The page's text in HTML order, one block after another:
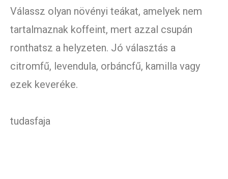
Válassz olyan növényi teákat, amelyek nem
tartalmaznak koffeint, mert azzal csupán
ronthatsz a helyzeten. Jó választás a
citromfű, levendula, orbáncfű, kamilla vagy
ezek keveréke.
tudasfaja